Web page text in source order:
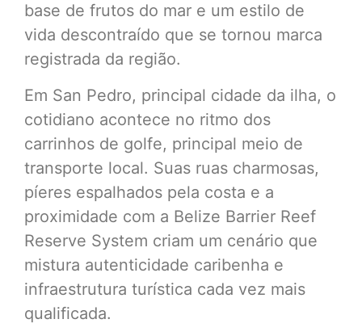
base de frutos do mar e um estilo de
vida descontraído que se tornou marca
registrada da região.
Em San Pedro, principal cidade da ilha, o
cotidiano acontece no ritmo dos
carrinhos de golfe, principal meio de
transporte local. Suas ruas charmosas,
píeres espalhados pela costa e a
proximidade com a Belize Barrier Reef
Reserve System criam um cenário que
mistura autenticidade caribenha e
infraestrutura turística cada vez mais
qualificada.